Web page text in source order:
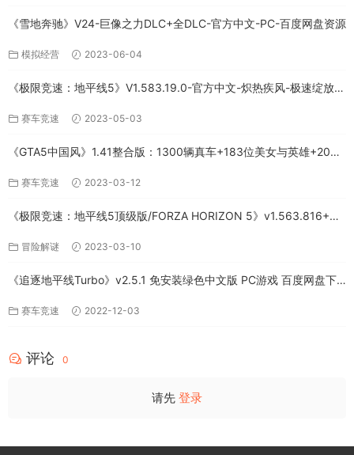
《雪地奔驰》V24-巨像之力DLC+全DLC-官方中文-PC-百度网盘资源
模拟经营 2023-06-04
《极限竞速：地平线5》V1.583.19.0-官方中文-炽热疾风-极速绽放
赛车竞速 2023-05-03
《GTA5中国风》1.41整合版：1300辆真车+183位美女与英雄+200%
赛车竞速 2023-03-12
《极限竞速：地平线5顶级版/FORZA HORIZON 5》v1.563.816+全
冒险解谜 2023-03-10
《追逐地平线Turbo》v2.5.1 免安装绿色中文版 PC游戏 百度网盘下
赛车竞速 2022-12-03
评论 0
请先 登录